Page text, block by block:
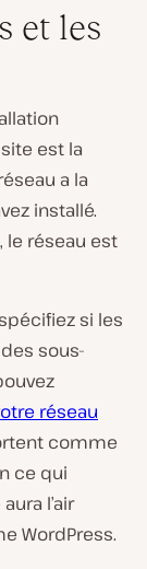
et les
est la
a la
installé.
le réseau est
si les
sous-
réseau
comme
ce qui
l’air
WordPress.